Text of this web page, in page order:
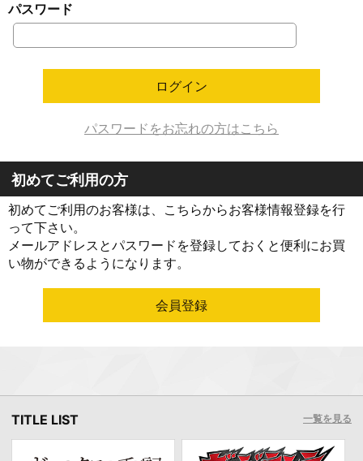
パスワード
パスワードをお忘れの方はこちら
初めてご利用の方
初めてご利用のお客様は、こちらからお客様情報登録を行
って下さい。
メールアドレスとパスワードを登録しておくと便利にお買
い物ができるようになります。
TITLE LIST 一覧を見る